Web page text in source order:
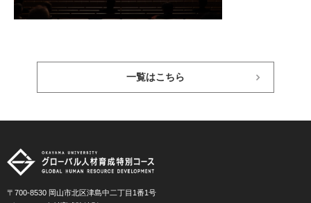
一覧はこちら
〒700-8530 岡山市北区津島中二丁目1番1号